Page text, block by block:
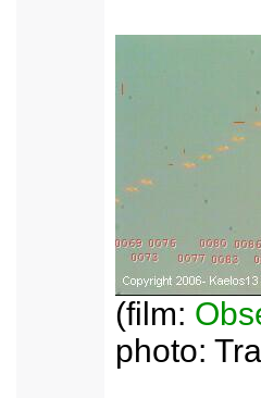
(film:
photo: